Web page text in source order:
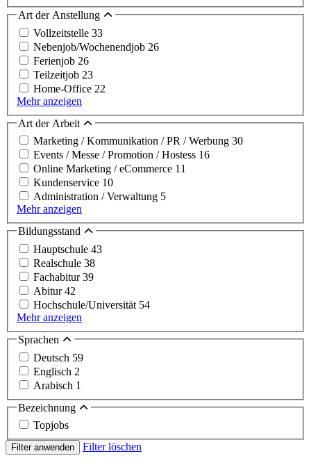
Art der Anstellung
Vollzeitstelle 33
Nebenjob/Wochenendjob 26
Ferienjob 26
Teilzeitjob 23
Home-Office 22
Mehr anzeigen
Art der Arbeit
Marketing / Kommunikation / PR / Werbung 30
Events / Messe / Promotion / Hostess 16
Online Marketing / eCommerce 11
Kundenservice 10
Administration / Verwaltung 5
Mehr anzeigen
Bildungsstand
Hauptschule 43
Realschule 38
Fachabitur39
Abitur42
Hochschule/Universität 54
Mehr anzeigen
Sprachen
Deutsch 59
Englisch 2
Arabisch 1
Bezeichnung
Topjobs
Filter anwenden Filter löschen